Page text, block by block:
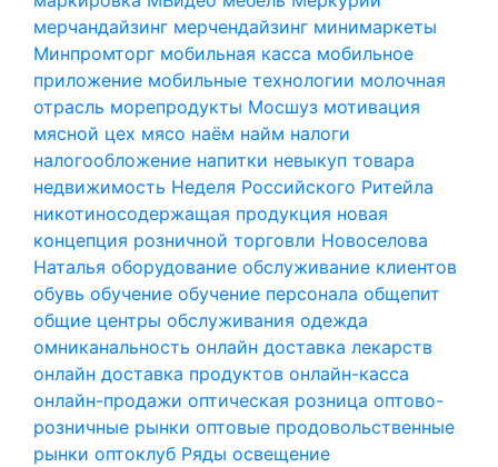
мерчандайзинг мерчендайзинг минимаркеты
Минпромторг мобильная касса мобильное
приложение мобильные технологии молочная
отрасль морепродукты Мосшуз мотивация
мясной цех мясо наём найм налоги
налогообложение напитки невыкуп товара
недвижимость Неделя Российского Ритейла
никотиносодержащая продукция новая
концепция розничной торговли Новоселова
Наталья оборудование обслуживание клиентов
обувь обучение обучение персонала общепит
общие центры обслуживания одежда
омниканальность онлайн доставка лекарств
онлайн доставка продуктов онлайн-касса
онлайн-продажи оптическая розница оптово-
розничные рынки оптовые продовольственные
рынки оптоклуб Ряды освещение